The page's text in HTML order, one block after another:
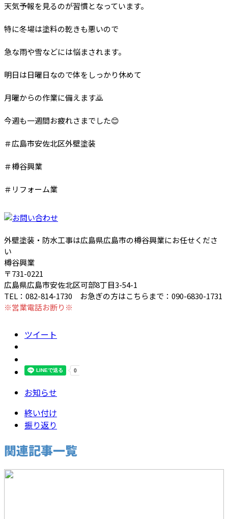
天気予報を見るのが習慣となっています。
特に冬場は塗料の乾きも悪いので
急な雨や雪などには悩まされます。
明日は日曜日なので体をしっかり休めて
月曜からの作業に備えます🙇
今週も一週間お疲れさまでした😊
＃広島市安佐北区外壁塗装
＃樽谷興業
＃リフォーム業
外壁塗装・防水工事は広島県広島市の樽谷興業にお任せくださ
い
樽谷興業
〒731-0221
広島県広島市安佐北区可部8丁目3-54-1
TEL：082-814-1730 お急ぎの方はこちらまで：090-6830-1731
※営業電話お断り※
ツイート
お知らせ
終い付け
振り返り
関連記事一覧